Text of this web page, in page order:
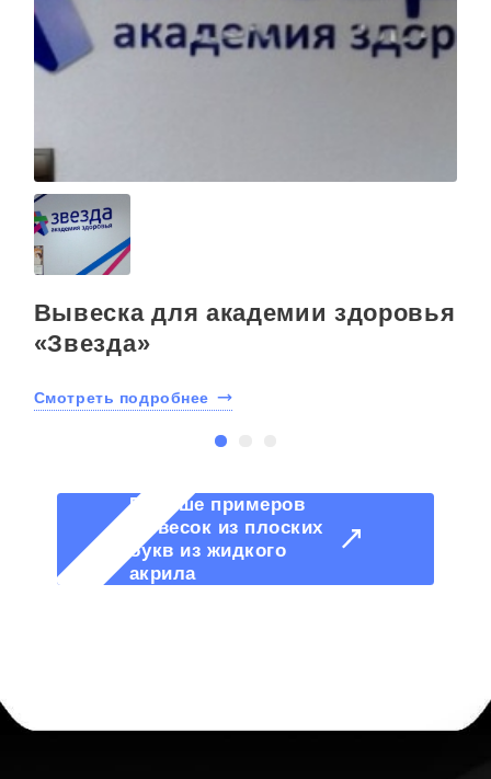
Вывеска для академии здоровья
«Звезда»
Смотреть подробнее
Больше примеров
вывесок из плоских
букв из жидкого
акрила